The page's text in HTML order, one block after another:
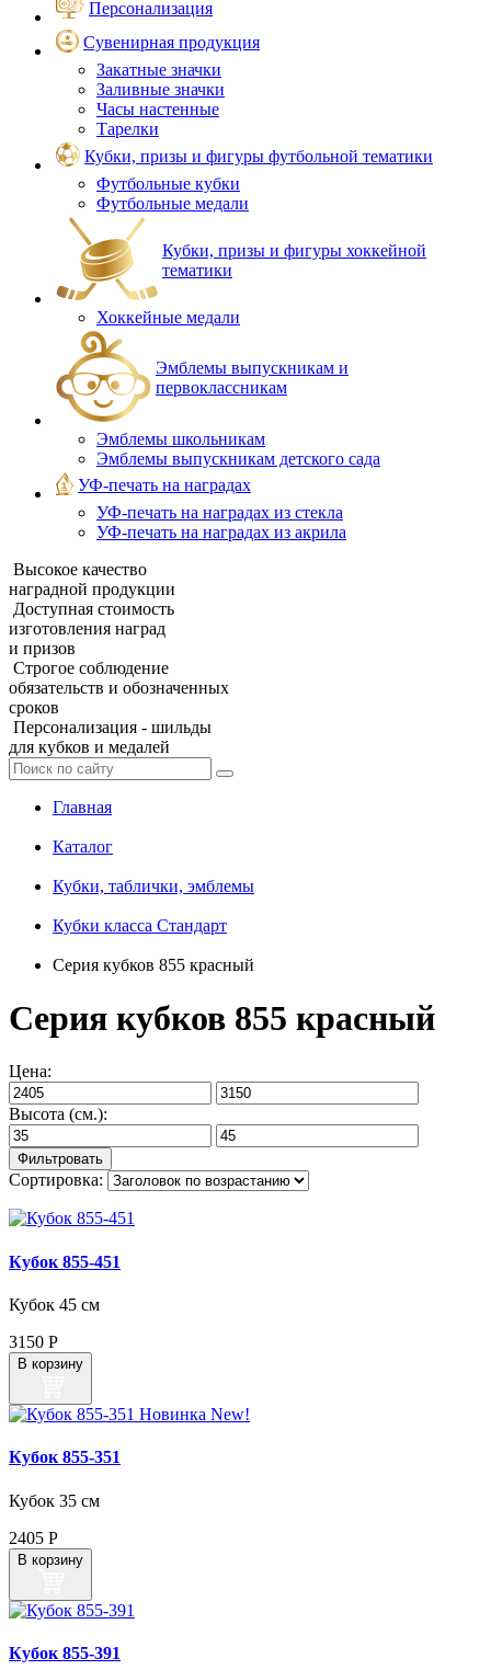
Персонализация
Сувенирная продукция
Закатные значки
Заливные значки
Часы настенные
Тарелки
Кубки, призы и фигуры футбольной тематики
Футбольные кубки
Футбольные медали
Кубки, призы и фигуры хоккейной
тематики
Хоккейные медали
Эмблемы выпускникам и
первоклассникам
Эмблемы школьникам
Эмблемы выпускникам детского сада
УФ-печать на наградах
УФ‑печать на наградах из стекла
УФ-печать на наградах из акрила
Высокое качество
наградной продукции
Доступная стоимость
изготовления наград
и призов
Строгое соблюдение
обязательств и обозначенных
сроков
Персонализация - шильды
для кубков и медалей
Главная
Каталог
Кубки, таблички, эмблемы
Кубки класса Стандарт
Серия кубков 855 красный
Серия кубков 855 красный
Цена:
Высота (см.):
Сортировка:
Кубок 855‑451
Кубок 45 см
3150 Р
В корзину
Новинка New!
Кубок 855‑351
Кубок 35 см
2405 Р
В корзину
Кубок 855‑391